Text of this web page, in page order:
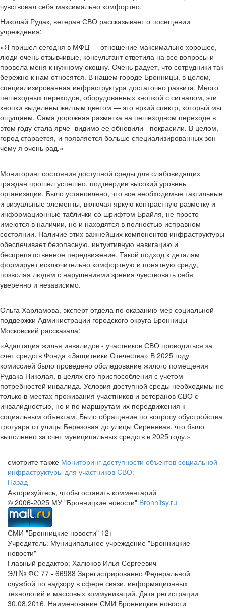
чувствовал себя максимально комфортно.
Николай Рудак, ветеран СВО рассказывает о посещении
учреждения:
«Я пришел сегодня в МФЦ — отношение максимально хорошее,
люди очень отзывчивые, консультант ответила на все вопросы и
провела меня к нужному окошку. Очень радует, что сотрудники так
бережно к нам относятся. В нашем городе Бронницы, в целом,
специализированная инфраструктура достаточно развита. Много
пешеходных переходов, оборудованных кнопкой с сигналом, эти
кнопки выделены желтым цветом — это яркий спектр, который мы
ощущаем. Сама дорожная разметка на пешеходном переходе в
этом году стала ярче- видимо ее обновили - покрасили. В целом,
город старается, и появляется больше специализированных зон —
чему я очень рад.»
Мониторинг состояния доступной среды для слабовидящих
граждан прошел успешно, подтвердив высокий уровень
организации. Было установлено, что все необходимые тактильные
и визуальные элементы, включая яркую контрастную разметку и
информационные таблички со шрифтом Брайля, не просто
имеются в наличии, но и находятся в полностью исправном
состоянии. Наличие этих важнейших компонентов инфраструктуры
обеспечивает безопасную, интуитивную навигацию и
беспрепятственное передвижение. Такой подход к деталям
формирует исключительно комфортную и понятную среду,
позволяя людям с нарушениями зрения чувствовать себя
уверенно и независимо.
Ольга Харламова, эксперт отдела по оказанию мер социальной
поддержки Администрации городского округа Бронницы
Московский рассказала:
«Адаптация жилья инвалидов - участников СВО проводиться за
счет средств Фонда «Защитники Отечества» В 2025 году
комиссией было проведено обследование жилого помещения
Рудака Николая, в целях его приспособления с учетом
потребностей инвалида. Условия доступной среды необходимы не
только в местах проживания участников и ветеранов СВО с
инвалидностью, но и по маршрутам их передвижения к
социальным объектам. Было обращение по вопросу обустройства
тротуара от улицы Березовая до улицы Сиреневая, что было
выполнено за счет муниципальных средств в 2025 году.»
смотрите также Мониторинг доступности объектов социальной
инфраструктуры для участников СВО:
Назад
Авторизуйтесь, чтобы оставить комментарий
© 2006-2025 МУ "Бронницкие новости" Bronnitsy.ru
СМИ "Бронницкие новости" 12+
Учредитель: Муниципальное учреждение "Бронницкие
новости"
Главный редактор: Халюков Илья Сергеевич
ЭЛ № ФС 77 - 66988 Зарегистрированно Федеральной
службой по надзору в сфере связи, информационных
технологий и массовых коммуникаций. Дата регистрации
30.08.2016. Наименование СМИ Бронницкие новости